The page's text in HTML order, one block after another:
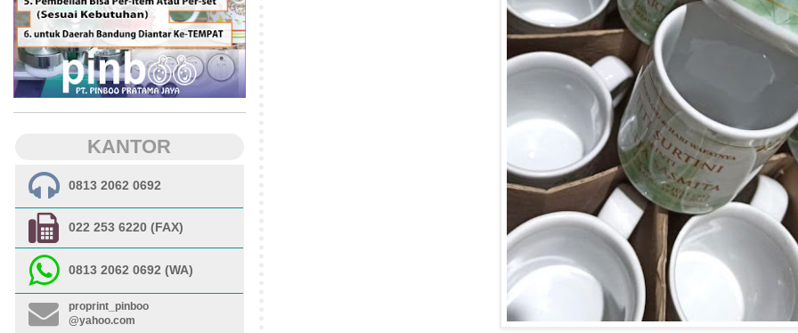
KANTOR
0813 2062 0692
022 253 6220 (FAX)
0813 2062 0692 (WA)
proprint_pinboo
@yahoo.com